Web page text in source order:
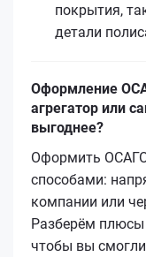
покрытия,
детали
Оформление
агрегатор или
выгоднее?
Оформить
способами:
компании или
Разберём
чтобы вы